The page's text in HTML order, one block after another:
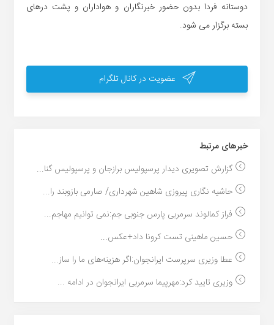
دوستانه فردا بدون حضور خبرنگاران و هواداران و پشت درهای
بسته برگزار می شود.
عضویت در کانال تلگرام
خبر‌های مرتبط
گزارش تصویری دیدار پرسپولیس برازجان و پرسپولیس گنا...
حاشیه نگاری پیروزی شاهین شهرداری/ صارمی بازوبند را...
فراز کمالوند سرمربی پارس جنوبی جم:نمی توانیم مهاجم...
حسین ماهینی تست کرونا داد+عکس...
عطا وزیری سرپرست ایرانجوان:اگر هزینه‌های ما را ساز...
وزیری تایید کرد:مهرپیما سرمربی ایرانجوان در ادامه ...